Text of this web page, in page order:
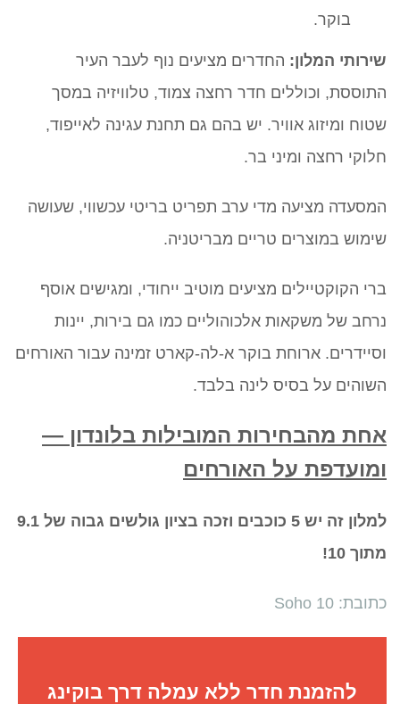
בוקר.
שירותי המלון: החדרים מציעים נוף לעבר העיר
התוססת, וכוללים חדר רחצה צמוד, טלוויזיה במסך
שטוח ומיזוג אוויר. יש בהם גם תחנת עגינה לאייפוד,
חלוקי רחצה ומיני בר.
המסעדה מציעה מדי ערב תפריט בריטי עכשווי, שעושה
שימוש במוצרים טריים מבריטניה.
ברי הקוקטיילים מציעים מוטיב ייחודי, ומגישים אוסף
נרחב של משקאות אלכוהוליים כמו גם בירות, יינות
וסיידרים. ארוחת בוקר א-לה-קארט זמינה עבור האורחים
השוהים על בסיס לינה בלבד.
אחת מהבחירות המובילות בלונדון —
ומועדפת על האורחים
למלון זה יש 5 כוכבים וזכה בציון גולשים גבוה של 9.1
מתוך 10!
כתובת: Soho 10
להזמנת חדר ללא עמלה דרך בוקינג